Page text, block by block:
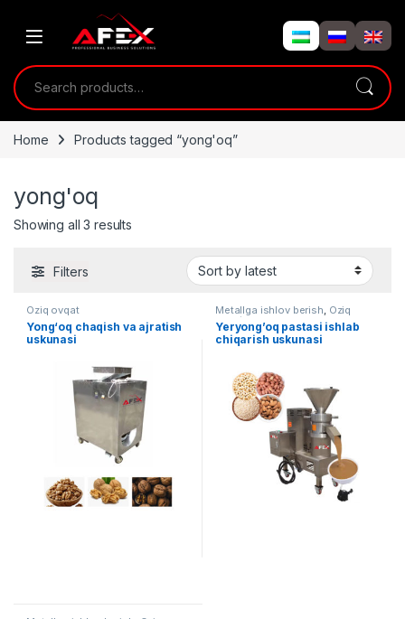
Search for:
Home Products tagged “yong'oq”
yong'oq
Showing all 3 results
Filters
Oziq ovqat
Yong‘oq chaqish va ajratish
uskunasi
Metallga ishlov berish, Oziq
ovqat
Yeryong’oq pastasi ishlab
chiqarish uskunasi